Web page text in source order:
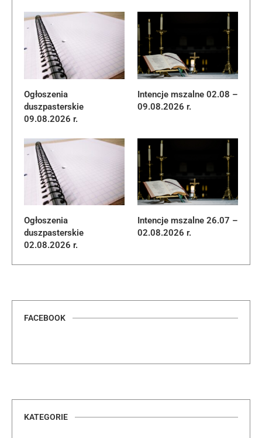
Ogłoszenia
duszpasterskie
09.08.2026 r.
Intencje mszalne 02.08 –
09.08.2026 r.
Ogłoszenia
duszpasterskie
02.08.2026 r.
Intencje mszalne 26.07 –
02.08.2026 r.
FACEBOOK
KATEGORIE